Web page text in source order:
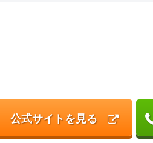
公式サイトを見る